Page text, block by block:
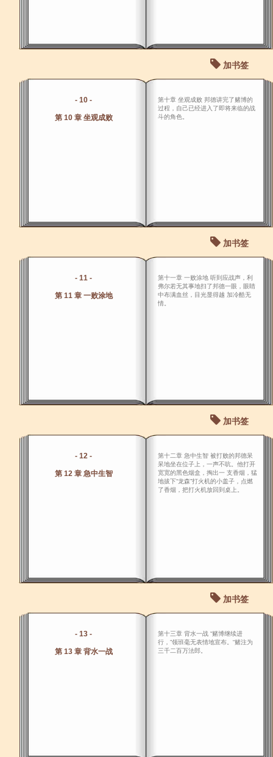
加书签
- 10 -
第 10 章 坐观成败
第十章 坐观成败 邦德讲完了赌博的
过程，自己已经进入了即将来临的战
斗的角色。
加书签
- 11 -
第 11 章 一败涂地
第十一章 一败涂地 听到应战声，利
弗尔若无其事地扫了邦德一眼，眼睛
中布满血丝，目光显得越 加冷酷无
情。
加书签
- 12 -
第 12 章 急中生智
第十二章 急中生智 被打败的邦德呆
呆地坐在位子上，一声不吭。他打开
宽宽的黑色烟盒，掏出一 支香烟，猛
地拔下“龙森”打火机的小盖子，点燃
了香烟，把打火机放回到桌上。
加书签
- 13 -
第 13 章 背水一战
第十三章 背水一战 “赌博继续进
行，”领班毫无表情地宣布。“赌注为
三千二百万法郎。